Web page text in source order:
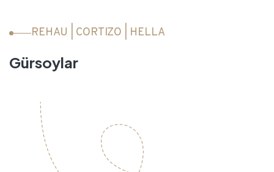
REHAU | CORTIZO | HELLA
Gürsoylar